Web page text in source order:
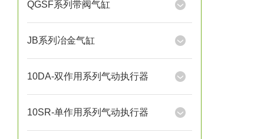
QGSF系列带阀气缸
JB系列冶金气缸
10DA-双作用系列气动执行器
10SR-单作用系列气动执行器